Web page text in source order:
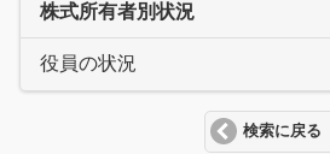
株式所有者別状況
役員の状況
検索に戻る